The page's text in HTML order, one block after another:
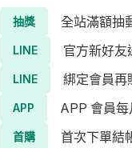
抽獎 全站滿額抽
LINE 官方新好
LINE 綁定會員再
APP APP 會員
首購 首次下單結